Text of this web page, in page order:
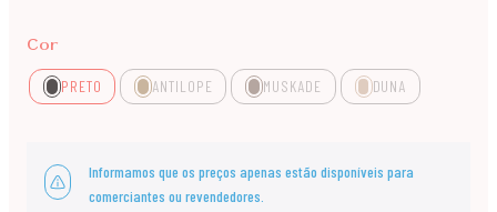
Cor
PRETO ANTILOPE MUSKADE DUNA
Informamos que os preços apenas estão disponíveis para
comerciantes ou revendedores.